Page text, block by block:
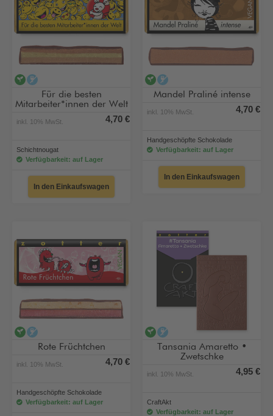
vegan
Für die besten
Mitarbeiter*innen der Welt
inkl. 10% MwSt. 4,70 €
Schichtnougat
Verfügbarkeit: auf Lager
In den Einkaufswagen
vegan
Mandel Praliné intense
inkl. 10% MwSt. 4,70 €
Handgeschöpfte Schokolade
Verfügbarkeit: auf Lager
In den Einkaufswagen
vegan
Rote Früchtchen
inkl. 10% MwSt. 4,70 €
Handgeschöpfte Schokolade
Verfügbarkeit: auf Lager
veganalkoholfrei
Tansania Amaretto •
Zwetschke
inkl. 10% MwSt. 4,95 €
CraftAkt
Verfügbarkeit: auf Lager